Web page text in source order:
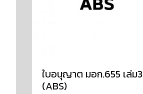
ใบอนุญาต มอก.655 เล่ม3
(ABS)